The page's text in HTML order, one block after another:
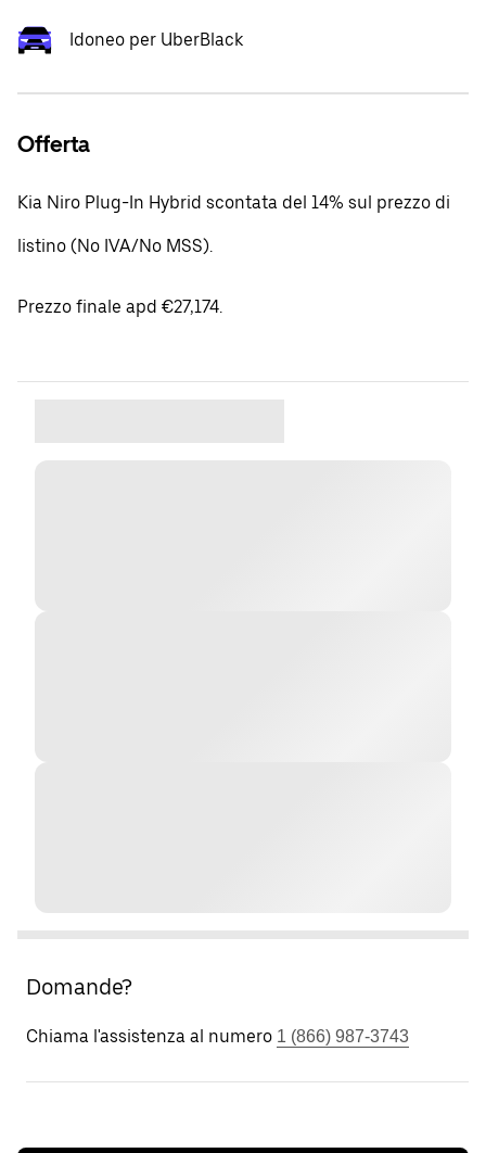
Idoneo per UberBlack
Offerta
Kia Niro Plug-In Hybrid scontata del 14% sul prezzo di
listino (No IVA/No MSS).
Prezzo finale apd €27,174.
Domande?
Chiama l'assistenza al numero 1 (866) 987-3743